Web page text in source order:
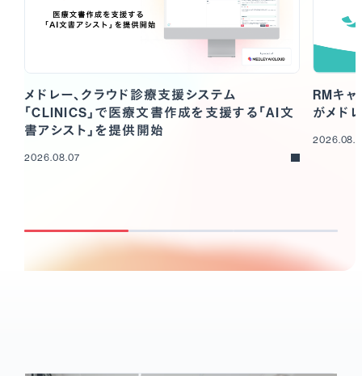
メドレー、クラウド診療支援システム
「CLINICS」で医療文書作成を支援する「AI文
書アシスト」を提供開始
2026.08.07
RMキャ
がメド